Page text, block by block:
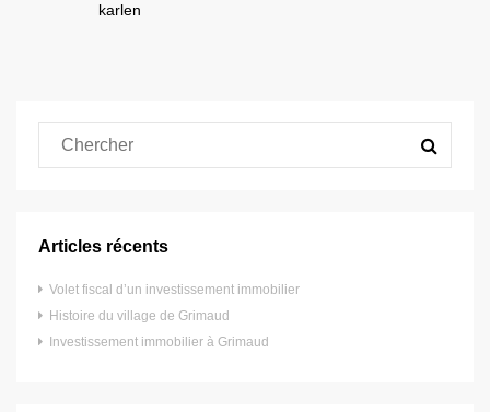
karlen
Articles récents
Volet fiscal d’un investissement immobilier
Histoire du village de Grimaud
Investissement immobilier à Grimaud